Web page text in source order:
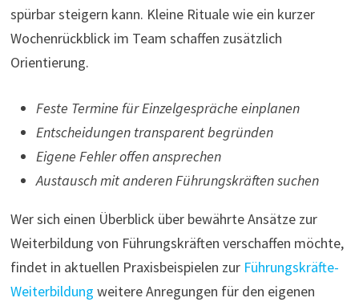
spürbar steigern kann. Kleine Rituale wie ein kurzer
Wochenrückblick im Team schaffen zusätzlich
Orientierung.
Feste Termine für Einzelgespräche einplanen
Entscheidungen transparent begründen
Eigene Fehler offen ansprechen
Austausch mit anderen Führungskräften suchen
Wer sich einen Überblick über bewährte Ansätze zur
Weiterbildung von Führungskräften verschaffen möchte,
findet in aktuellen Praxisbeispielen zur Führungskräfte-
Weiterbildung weitere Anregungen für den eigenen